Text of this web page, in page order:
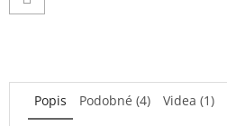
Popis Podobné (4) Videa (1)